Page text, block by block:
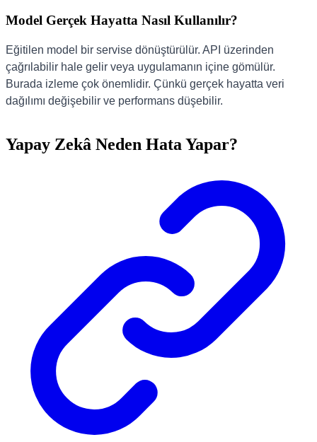
Model Gerçek Hayatta Nasıl Kullanılır?
Eğitilen model bir servise dönüştürülür. API üzerinden
çağrılabilir hale gelir veya uygulamanın içine gömülür.
Burada izleme çok önemlidir. Çünkü gerçek hayatta veri
dağılımı değişebilir ve performans düşebilir.
Yapay Zekâ Neden Hata Yapar?